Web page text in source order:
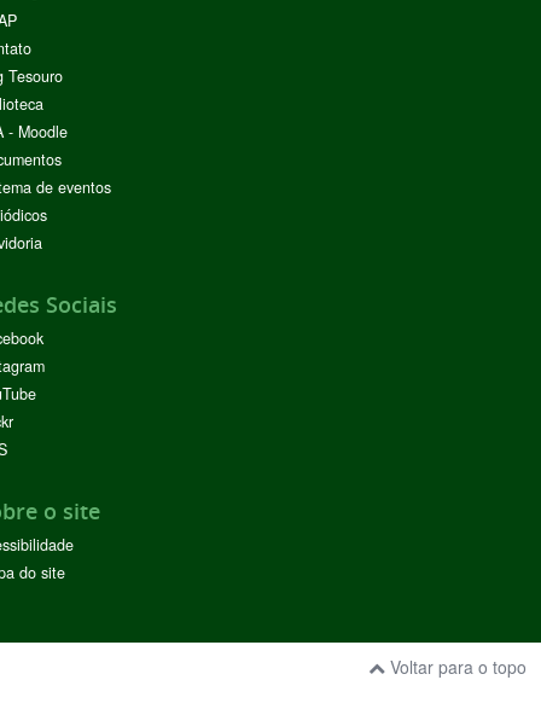
Tesouro
- Moodle
de eventos
Sociais
o site
do site
Voltar para o topo